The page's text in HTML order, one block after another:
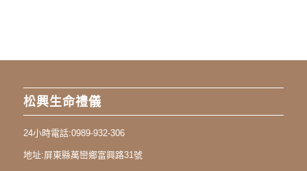
松興生命禮儀
24小時電話:0989-932-306
地址:屏東縣萬巒鄉富興路31號